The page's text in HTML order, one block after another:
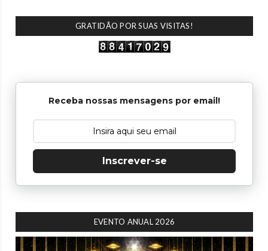
GRATIDÃO POR SUAS VISITAS!
Receba nossas mensagens por email!
Inscrever-se
EVENTO ANUAL 2026